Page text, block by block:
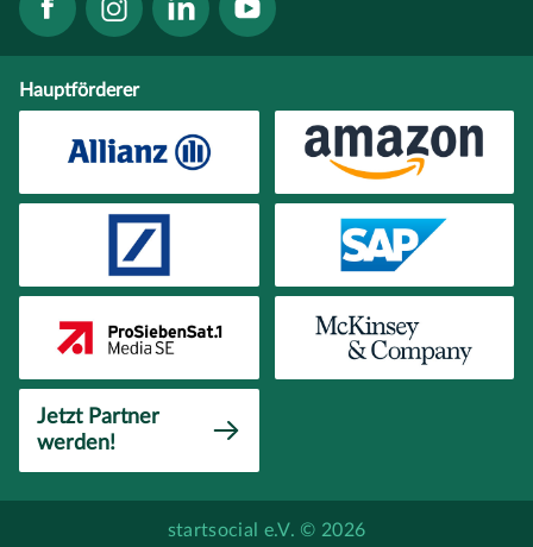
Hauptförderer
Jetzt Partner
werden!
startsocial e.V. © 2026